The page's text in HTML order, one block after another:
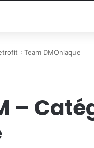
: Team DMOniaque
–